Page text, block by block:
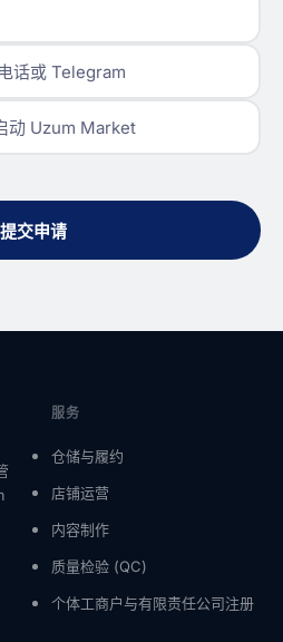
提交申请
服务
仓储与履约
店铺运营
内容制作
质量检验 (QC)
个体工商户与有限责任公司注册